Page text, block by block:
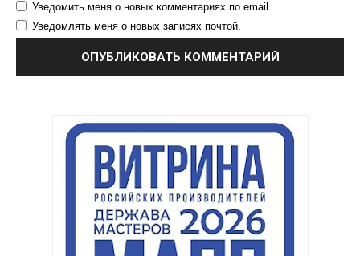
Уведомить меня о новых комментариях по email.
Уведомлять меня о новых записях почтой.